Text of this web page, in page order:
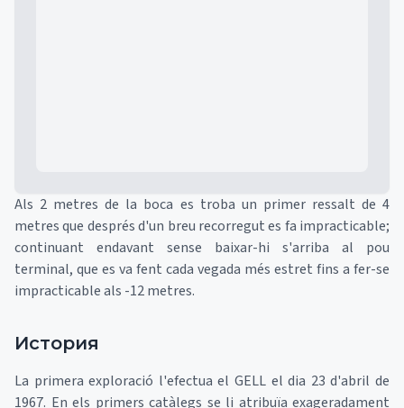
Als 2 metres de la boca es troba un primer ressalt de 4
metres que després d'un breu recorregut es fa impracticable;
continuant endavant sense baixar-hi s'arriba al pou
terminal, que es va fent cada vegada més estret fins a fer-se
impracticable als -12 metres.
История
La primera exploració l'efectua el GELL el dia 23 d'abril de
1967. En els primers catàlegs se li atribuïa exageradament